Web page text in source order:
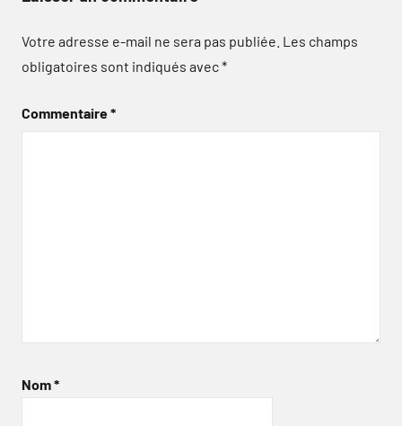
Votre adresse e-mail ne sera pas publiée. Les champs
obligatoires sont indiqués avec*
Commentaire*
Nom*